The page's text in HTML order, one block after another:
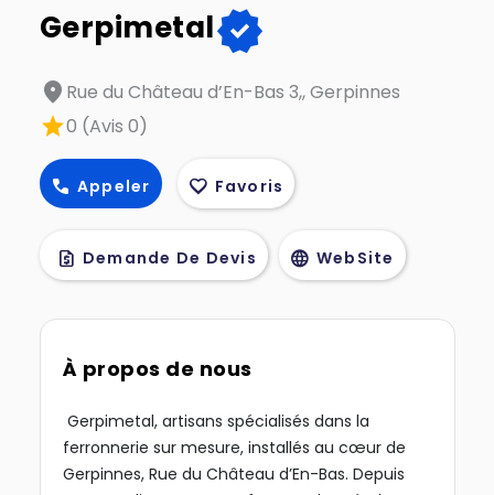
Gerpimetalverified
location_on Rue du Château d’En-Bas 3,, Gerpinnes
star0 (Avis 0)
call Appeler favorite Favoris
request_quote Demande De Devis language WebSite
À propos de nous
Gerpimetal, artisans spécialisés dans la
ferronnerie sur mesure, installés au cœur de
Gerpinnes, Rue du Château d’En-Bas. Depuis